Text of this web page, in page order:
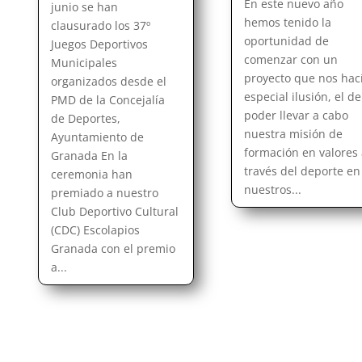
junio se han
clausurado los 37º
Juegos Deportivos
Municipales
organizados desde el
PMD de la Concejalía
de Deportes,
Ayuntamiento de
Granada En la
ceremonia han
premiado a nuestro
Club Deportivo Cultural
(CDC) Escolapios
Granada con el premio
a...
En este nuevo año
hemos tenido la
oportunidad de
comenzar con un
proyecto que nos
especial ilusión, el de
poder llevar a cabo
nuestra misión de
formación en valores
través del deporte en
nuestros...